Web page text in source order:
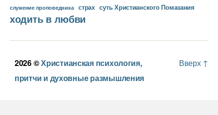
служение проповедника страх суть Христианского Помазания
ходить в любви
2026 ©Христианская психология,
притчи и духовные размышления
Вверх ↑